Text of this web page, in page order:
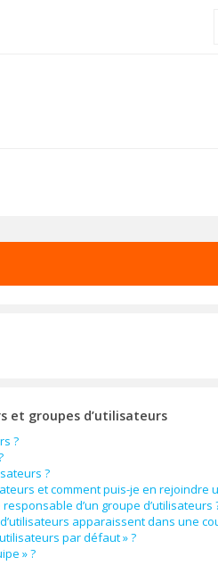
et groupes d’utilisateurs
?
?
et comment puis-je en rejoindre
d’un groupe d’utilisateurs
apparaissent dans une
par défaut » ?
» ?